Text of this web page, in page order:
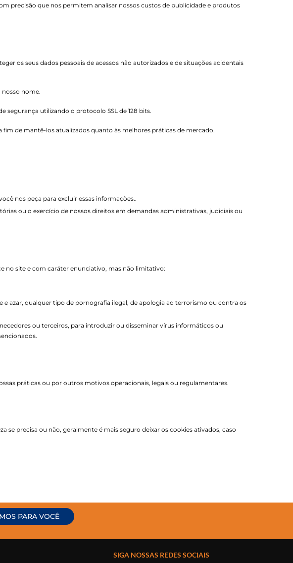
precisão que nos permitem analisar nossos custos de publicidade e produtos
os seus dados pessoais de acessos não autorizados e de situações acidentais
nosso nome.
segurança utilizando o protocolo SSL de 128 bits.
de mantê-los atualizados quanto às melhores práticas de mercado.
nos peça para excluir essas informações..
ou o exercício de nossos direitos em demandas administrativas, judiciais ou
no site e com caráter enunciativo, mas não limitativo:
azar, qualquer tipo de pornografia ilegal, de apologia ao terrorismo ou contra os
ou terceiros, para introduzir ou disseminar vírus informáticos ou
práticas ou por outros motivos operacionais, legais ou regulamentares.
precisa ou não, geralmente é mais seguro deixar os cookies ativados, caso
PARA VOCÊ
SIGA NOSSAS REDES SOCIAIS